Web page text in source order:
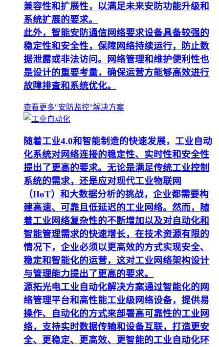
兼容性和扩展性，以满足未来安防功能升级和
系统扩展的要求。
此外，智能安防通信网络要求设备具备较强的
稳定性和安全性，保障网络持续运行，防止数
据泄露或非法访问。网络管理和维护便利性也
是设计的重要考量，确保运营方能够高效进行
故障排查和系统优化。
查看更多"安防监控"解决方案
随着工业4.0和智能制造的快速发展，工业自动
化系统对网络连接的稳定性、实时性和安全性
提出了更高的要求。无论是满足传统工业控制
系统的需求，还是应对现代工业物联网
（IIoT）和大数据分析的挑战，企业都需要构
建高速、可靠且低延迟的工业网络。然而，随
着工业网络复杂性的不断增加以及对自动化和
智能管理需求的快速增长，在技术资源有限的
情况下，企业必须以更高效的方式实现安全、
稳定和智能化的运营，这对工业网络架构设计
与管理能力提出了更高的要求。
源拓光电工业自动化解决方案通过智能化的网
络管理平台和高性能工业级网络设备，提供易
操作、自动化的方式来部署高可靠性的工业网
络，支持实时数据传输和设备互联，打造更安
全、更稳定、更高效、更智能的工业自动化环